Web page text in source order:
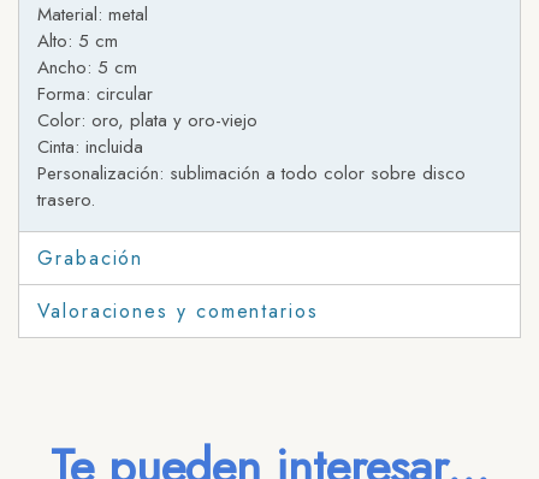
Material: metal
Alto: 5 cm
Ancho: 5 cm
Forma: circular
Color: oro, plata y oro-viejo
Cinta: incluida
Personalización: sublimación a todo color sobre disco
trasero.
Grabación
Valoraciones y comentarios